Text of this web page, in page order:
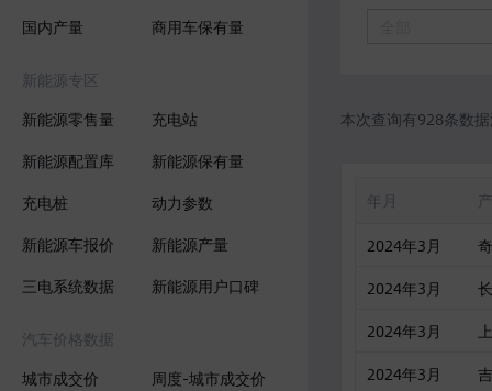
国内产量
商用车保有量
新能源专区
新能源零售量
充电站
新能源配置库
新能源保有量
充电桩
动力参数
新能源车报价
新能源产量
三电系统数据
新能源用户口碑
汽车价格数据
城市成交价
周度-城市成交价
本次查询有928条数
年月
2024年3月
2024年3月
2024年3月
2024年3月